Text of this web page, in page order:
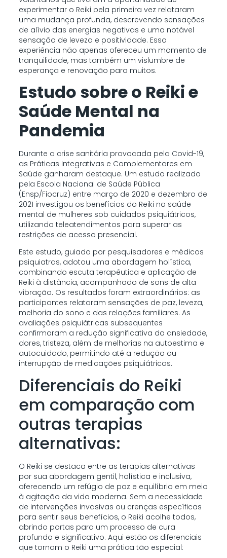
experimentar o Reiki pela primeira vez relataram
uma mudança profunda, descrevendo sensações
de alívio das energias negativas e uma notável
sensação de leveza e positividade. Essa
experiência não apenas ofereceu um momento de
tranquilidade, mas também um vislumbre de
esperança e renovação para muitos.
Estudo sobre o Reiki e
Saúde Mental na
Pandemia
Durante a crise sanitária provocada pela Covid-19,
as Práticas Integrativas e Complementares em
Saúde ganharam destaque. Um estudo realizado
pela Escola Nacional de Saúde Pública
(Ensp/Fiocruz) entre março de 2020 e dezembro de
2021 investigou os benefícios do Reiki na saúde
mental de mulheres sob cuidados psiquiátricos,
utilizando teleatendimentos para superar as
restrições de acesso presencial.
Este estudo, guiado por pesquisadores e médicos
psiquiatras, adotou uma abordagem holística,
combinando escuta terapêutica e aplicação de
Reiki à distância, acompanhado de sons de alta
vibração. Os resultados foram extraordinários: as
participantes relataram sensações de paz, leveza,
melhoria do sono e das relações familiares. As
avaliações psiquiátricas subsequentes
confirmaram a redução significativa da ansiedade,
dores, tristeza, além de melhorias na autoestima e
autocuidado, permitindo até a redução ou
interrupção de medicações psiquiátricas.
Diferenciais do Reiki
em comparação com
outras terapias
alternativas:
O Reiki se destaca entre as terapias alternativas
por sua abordagem gentil, holística e inclusiva,
oferecendo um refúgio de paz e equilíbrio em meio
à agitação da vida moderna. Sem a necessidade
de intervenções invasivas ou crenças específicas
para sentir seus benefícios, o Reiki acolhe todos,
abrindo portas para um processo de cura
profundo e significativo. Aqui estão os diferenciais
que tornam o Reiki uma prática tão especial: